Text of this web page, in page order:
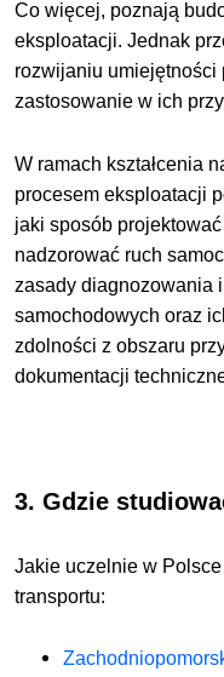
Co więcej, poznają
eksploatacji. Jednak
rozwijaniu umiejętności
zastosowanie w ich
W ramach kształcenia
procesem eksploatacji
jaki sposób
nadzorować ruch
zasady diagnozowania
samochodowych oraz
zdolności z obszaru
dokumentacji
3. Gdzie
Jakie uczelnie w
transportu: